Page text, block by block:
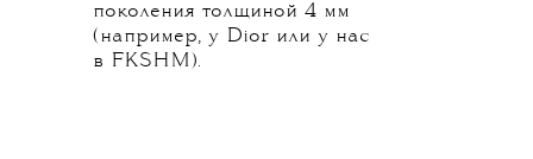
поколения толщиной 4 мм
(например, у Dior или у нас
в FKSHM).